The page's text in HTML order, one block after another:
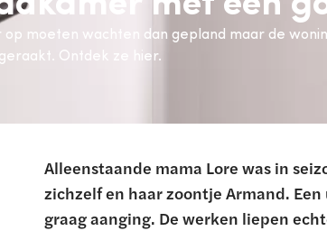
moeten wachten dan gepland maar de
Ontdek ze hier.
Alleenstaande mama Lore was in
zichzelf en haar zoontje Armand.
graag aanging. De werken liepen